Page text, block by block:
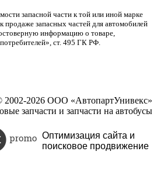
запасной части к той или иной марке
продаже запасных частей для автомобилей
информацию о товаре,
ст. 495 ГК РФ.
2002-2026 ООО «АвтопартУнивекс»
запчасти и запчасти на автобусы
Оптимизация сайта и
поисковое продвижение